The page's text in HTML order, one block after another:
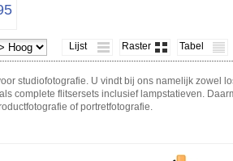
Lijst Raster Tabel
studiofotografie. U vindt bij ons namelijk zowel
complete flitsersets inclusief lampstatieven.
of portretfotografie.
algemeen een redelijke investering vereisen, is